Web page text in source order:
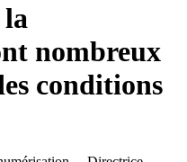
la
nombreux
conditions